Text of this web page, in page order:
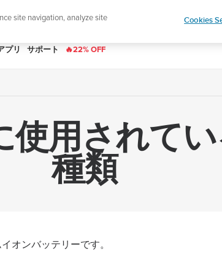
フ
プリ サポート 🔥22% OFF
使用されて
種類
オンバッテリーです。
site navigation, analyze site
Cookies